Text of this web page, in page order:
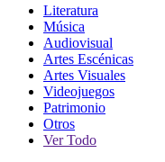
Literatura
Música
Audiovisual
Artes Escénicas
Artes Visuales
Videojuegos
Patrimonio
Otros
Ver Todo